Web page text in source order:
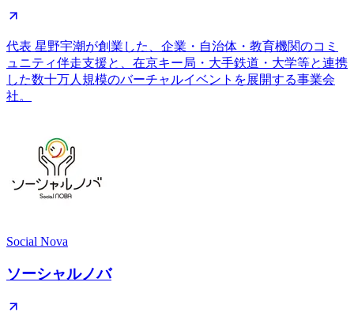
代表 星野宇潮が創業した、企業・自治体・教育機関のコミ
ュニティ伴走支援と、在京キー局・大手鉄道・大学等と連携
した数十万人規模のバーチャルイベントを展開する事業会
社。
Social Nova
ソーシャルノバ